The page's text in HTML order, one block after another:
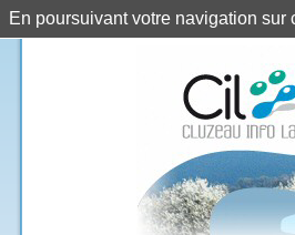
En poursuivant votre navigation